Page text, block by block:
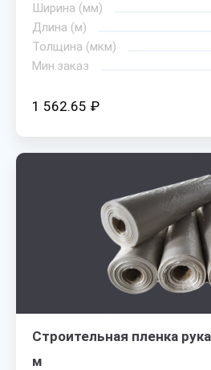
Ширина (мм)
Длина (м)
Толщина (мкм)
Мин.заказ
1 562.65 ₽
Строительная пленка
м